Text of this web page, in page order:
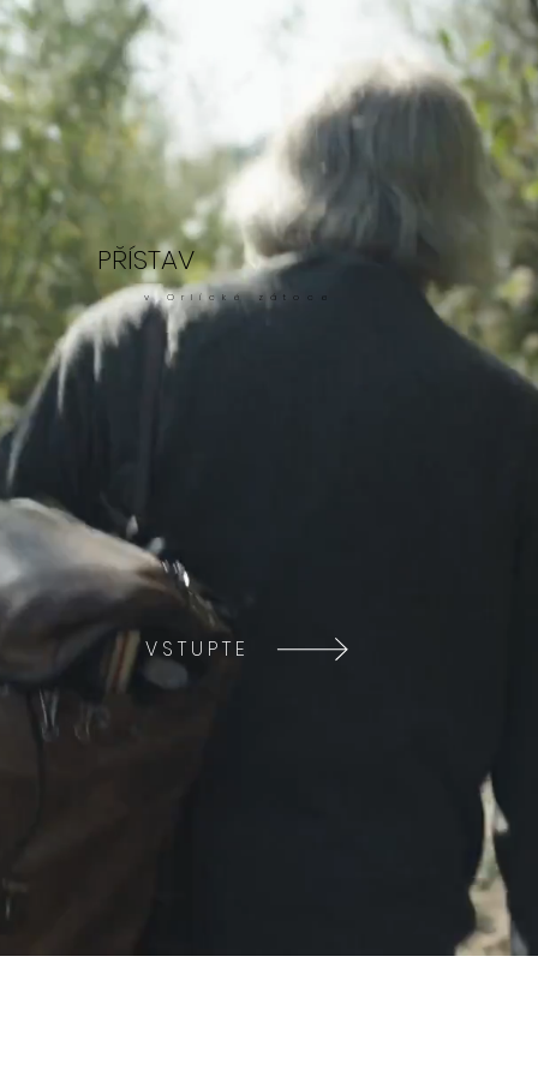
PŘÍSTAV
v Orlícké zátoce
VSTUPTE